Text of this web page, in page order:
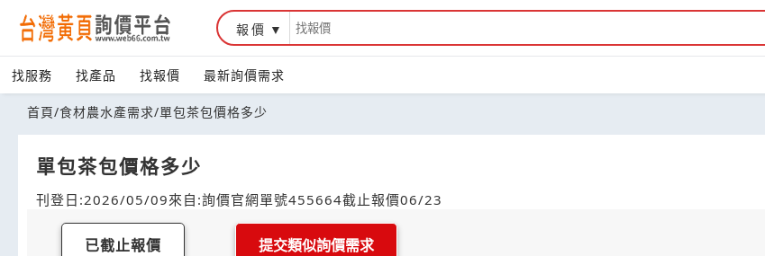
報價
找服務 找產品 找報價 最新詢價需求
首頁/食材農水產需求/單包茶包價格多少
單包茶包價格多少
刊登日:2026/05/09來自:詢價官網單號455664截止報價06/23
已截止報價 提交類似詢價需求